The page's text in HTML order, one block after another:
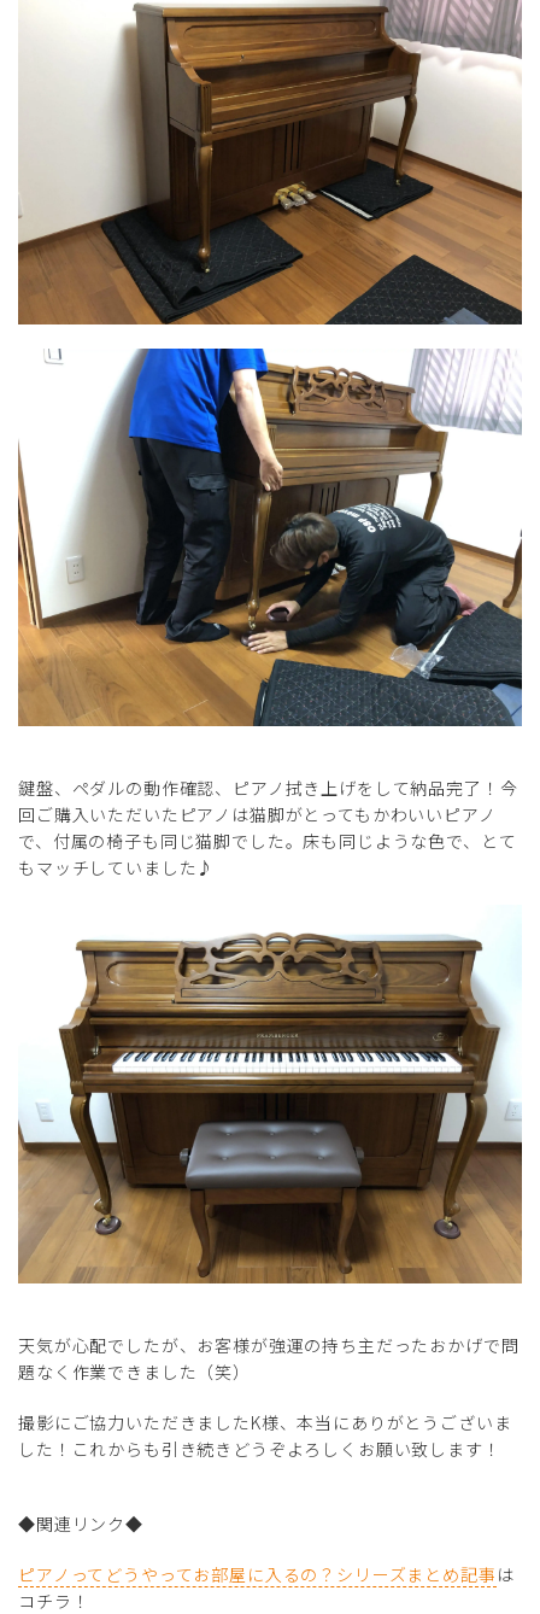
鍵盤、ペダルの動作確認、ピアノ拭き上げをして納品完了！今
回ご購入いただいたピアノは猫脚がとってもかわいいピアノ
で、付属の椅子も同じ猫脚でした。床も同じような色で、とて
もマッチしていました♪
天気が心配でしたが、お客様が強運の持ち主だったおかげで問
題なく作業できました（笑）
撮影にご協力いただきましたK様、本当にありがとうございま
した！これからも引き続きどうぞよろしくお願い致します！
◆関連リンク◆
ピアノってどうやってお部屋に入るの？シリーズまとめ記事 は
コチラ！